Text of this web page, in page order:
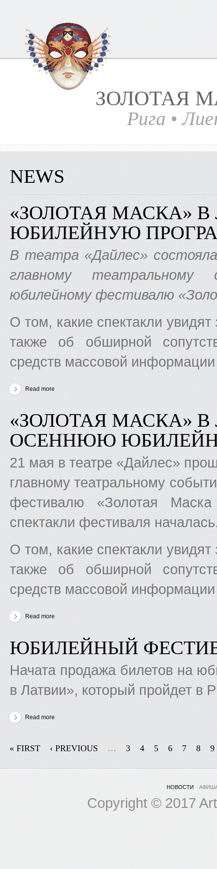
ЗОЛОТАЯ
Рига •
NEWS
«ЗОЛОТАЯ МАСКА»
ЮБИЛЕЙНУЮ
В театра «Дайлес»
главному театральному
юбилейному фестивалю
О том, какие спектакли
также об обширной
средств массовой
Read more
«ЗОЛОТАЯ МАСКА»
ОСЕННЮЮ
21 мая в театре «Дайлес»
главному театральному
фестивалю «Золотая
спектакли фестиваля
О том, какие спектакли
также об обширной
средств массовой
Read more
ЮБИЛЕЙНЫЙ
Начата продажа билетов на
в Латвии», который пройдет в
Read more
PAGES
« FIRST ‹ PREVIOUS … 3 4 5 6 7 8 9
НОВОСТИ
Copyright © 2017